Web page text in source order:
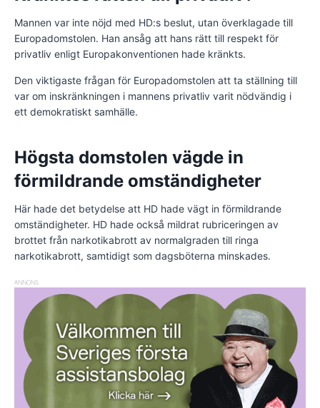
Mannen var inte nöjd med HD:s beslut, utan överklagade till
Europadomstolen. Han ansåg att hans rätt till respekt för
privatliv enligt Europakonventionen hade kränkts.
Den viktigaste frågan för Europadomstolen att ta ställning till
var om inskränkningen i mannens privatliv varit nödvändig i
ett demokratiskt samhälle.
Högsta domstolen vägde in
förmildrande omständigheter
Här hade det betydelse att HD hade vägt in förmildrande
omständigheter. HD hade också mildrat rubriceringen av
brottet från narkotikabrott av normalgraden till ringa
narkotikabrott, samtidigt som dagsböterna minskades.
ANNONS